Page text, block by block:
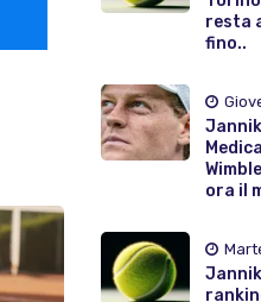
resta
fino..
ora il